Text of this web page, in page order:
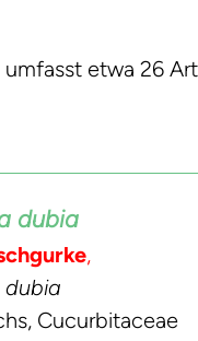
umfasst etwa 26
dubia
,
dubia
Cucurbitaceae